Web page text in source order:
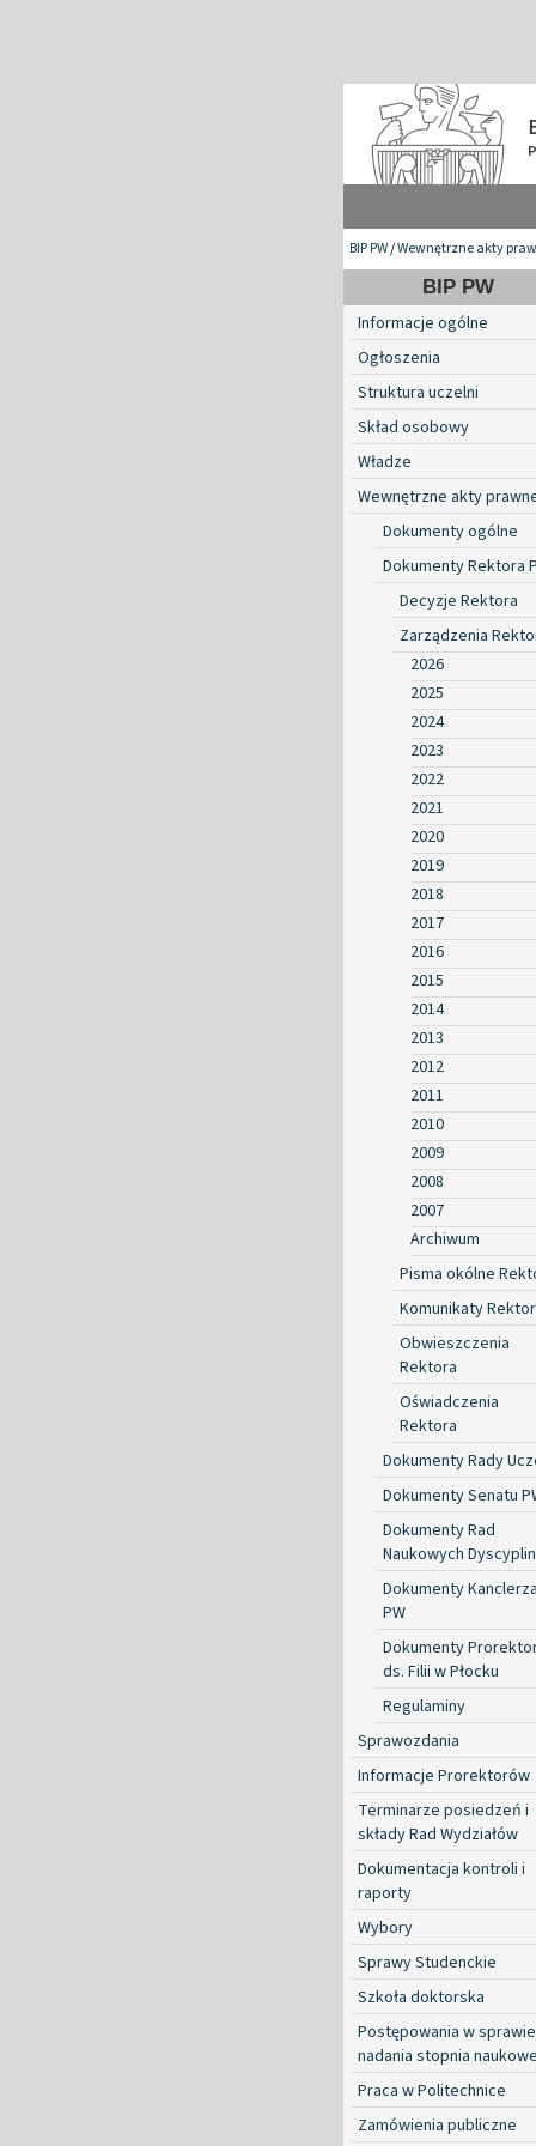
BIP PW/Wewnętrzne akty
BIP PW
Informacje ogólne
Ogłoszenia
Struktura uczelni
Skład osobowy
Władze
Wewnętrzne akty
Dokumenty ogólne
Dokumenty Rektora
Decyzje Rektora
Zarządzenia
2026
2025
2024
2023
2022
2021
2020
2019
2018
2017
2016
2015
2014
2013
2012
2011
2010
2009
2008
2007
Archiwum
Pisma okólne
Komunikaty
Obwieszczenia
Rektora
Oświadczenia
Rektora
Dokumenty Rady
Dokumenty Senatu
Dokumenty Rad
Naukowych Dyscyplin
Dokumenty Kanclerza
PW
Dokumenty
ds. Filii w Płocku
Regulaminy
Sprawozdania
Informacje Prorektorów
Terminarze posiedzeń i
składy Rad Wydziałów
Dokumentacja kontroli i
raporty
Wybory
Sprawy Studenckie
Szkoła doktorska
Postępowania w sprawie
nadania stopnia
Praca w Politechnice
Zamówienia publiczne